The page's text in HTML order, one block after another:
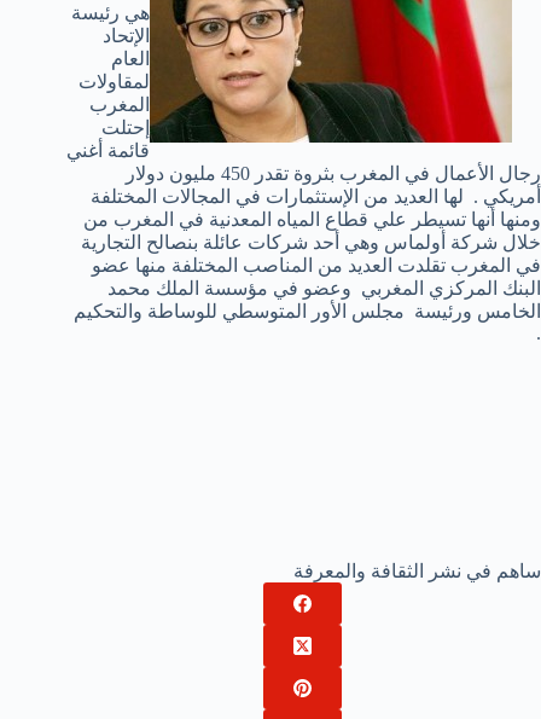
هي رئيسة
الإتحاد
العام
لمقاولات
المغرب
إحتلت
قائمة أغني
رجال الأعمال في المغرب بثروة تقدر 450 مليون دولار
أمريكي . لها العديد من الإستثمارات في المجالات المختلفة
ومنها أنها تسيطر علي قطاع المياه المعدنية في المغرب من
خلال شركة أولماس وهي أحد شركات عائلة بنصالح التجارية
في المغرب تقلدت العديد من المناصب المختلفة منها عضو
البنك المركزي المغربي وعضو في مؤسسة الملك محمد
الخامس ورئيسة مجلس الأور المتوسطي للوساطة والتحكيم
.
ساهم في نشر الثقافة والمعرفة